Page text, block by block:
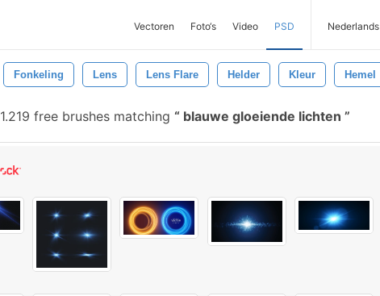
Vectoren Foto‘s Video PSD Nederlands
Fonkeling Lens Lens Flare Helder Kleur Hemel
1.219 free brushes matching blauwe gloeiende lichten